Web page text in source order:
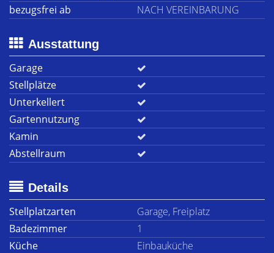
bezugsfrei ab
NACH VEREINBARUNG
Ausstattung
Garage
Stellplätze
Unterkellert
Gartennutzung
Kamin
Abstellraum
Details
Stellplatzarten
Garage, Freiplatz
Badezimmer
1
Küche
Einbauküche